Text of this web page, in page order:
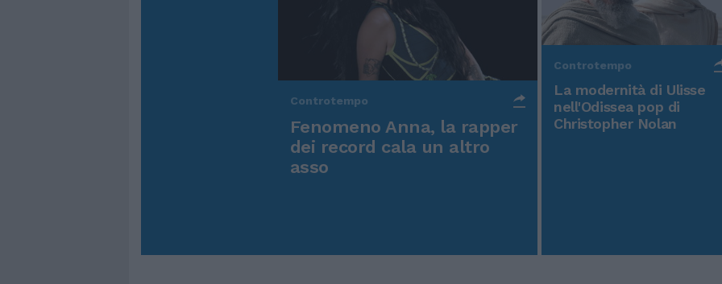
Controtempo
Fenomeno Anna, la rapper
dei record cala un altro
asso
Controtempo
La modernità di Ulisse
nell'Odissea pop di
Christopher Nolan